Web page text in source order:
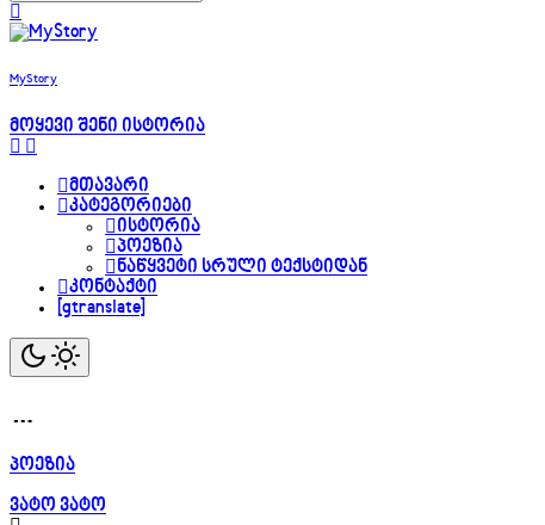
MyStory
მოყევი შენი ისტორია
მთავარი
კატეგორიები
ისტორია
პოეზია
ნაწყვეტი სრული ტექსტიდან
კონტაქტი
[gtranslate]
…
პოეზია
ვატო ვატო